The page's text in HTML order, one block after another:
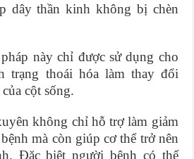
dây thần kinh không bị chèn
này chỉ được sử dụng cho
trạng thoái hóa làm thay đổi
cột sống.
không chỉ hỗ trợ làm giảm
mà còn giúp cơ thể trở nên
Đặc biệt người bệnh có thể